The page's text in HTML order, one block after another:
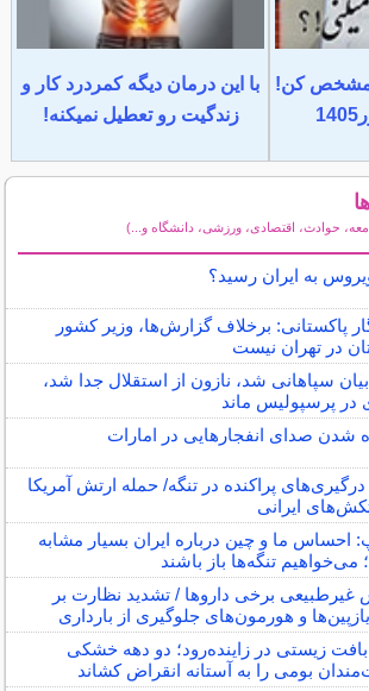
مشخص کن!
با این درمان دیگه کمردرد کار و
زندگیت رو تعطیل نمیکنه!
حوادث، اقتصادی، ورزشی، دانشگاه و...)
به ایران رسید؟
پاکستانی: برخلاف گزارش‌ها، وزیر کشور
در تهران نیست
سپاهانی شد، نازون از استقلال جدا شد،
در پرسپولیس ماند
شدن صدای انفجارهایی در امارات
پراکنده در تنگه/ حمله ارتش آمریکا
ایرانی
احساس ما و چین درباره ایران بسیار مشابه
تنگه‌ها باز باشند
غیرطبیعی برخی داروها / تشدید نظارت بر
و هورمون‌های جلوگیری از بارداری
بافت زیستی در زاینده‌رود؛ دو دهه خشکی
بومی را به آستانه انقراض کشاند